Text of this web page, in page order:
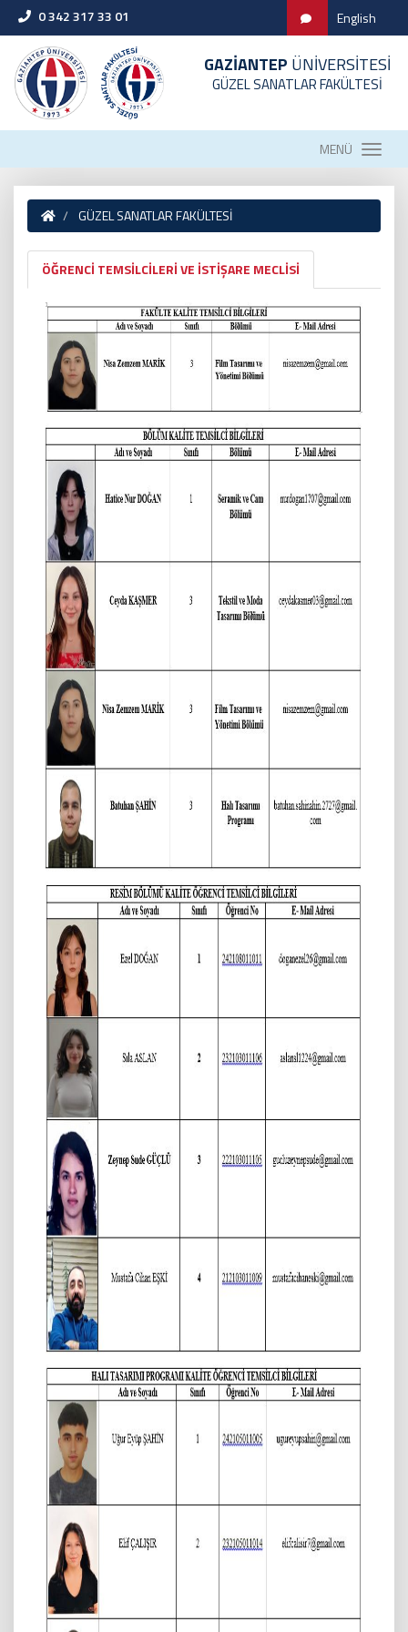
0 342 317 33 01 English
GAZİANTEP ÜNİVERSİTESİ
GÜZEL SANATLAR FAKÜLTESİ
MENÜ
GÜZEL SANATLAR FAKÜLTESİ
ÖĞRENCİ TEMSİLCİLERİ VE İSTİŞARE MECLİSİ